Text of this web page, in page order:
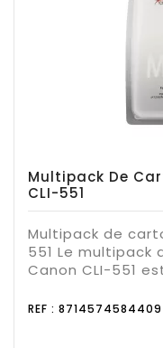
Multipack De
CLI-551
Multipack de
551 Le multipack
Canon CLI-551
REF :